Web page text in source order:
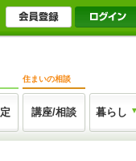
住まいの相談
講座/相談 暮らし